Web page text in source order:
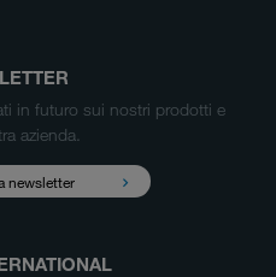
in futuro sui nostri prodotti e
azienda.
newsletter